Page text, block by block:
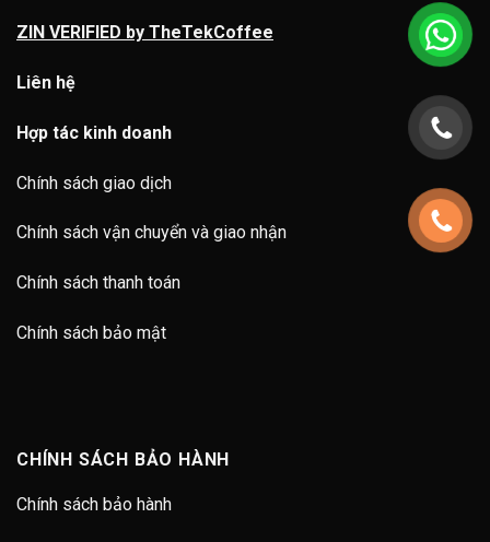
ZIN VERIFIED by TheTekCoffee
Liên hệ
Hợp tác kinh doanh
Chính sách giao dịch
Chính sách vận chuyển và giao nhận
Chính sách thanh toán
Chính sách bảo mật
CHÍNH SÁCH BẢO HÀNH
Chính sách bảo hành